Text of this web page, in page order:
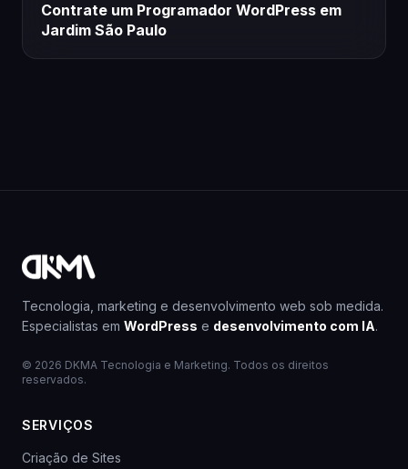
Contrate um Programador WordPress em
Jardim São Paulo
Tecnologia, marketing e desenvolvimento web sob medida.
Especialistas em WordPress e desenvolvimento com IA.
© 2026 DKMA Tecnologia e Marketing. Todos os direitos
reservados.
SERVIÇOS
Criação de Sites